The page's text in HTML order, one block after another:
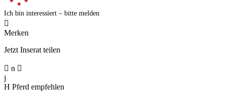
Ich bin interessiert – bitte melden

Merken
Jetzt Inserat teilen
 n 
j
H Pferd empfehlen